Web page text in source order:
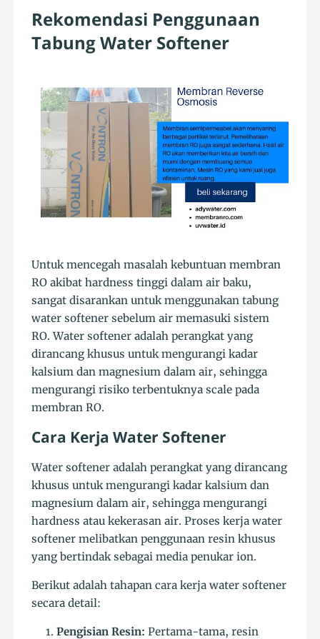
Rekomendasi Penggunaan
Tabung Water Softener
Untuk mencegah masalah kebuntuan membran
RO akibat hardness tinggi dalam air baku,
sangat disarankan untuk menggunakan tabung
water softener sebelum air memasuki sistem
RO. Water softener adalah perangkat yang
dirancang khusus untuk mengurangi kadar
kalsium dan magnesium dalam air, sehingga
mengurangi risiko terbentuknya scale pada
membran RO.
Cara Kerja Water Softener
Water softener adalah perangkat yang dirancang
khusus untuk mengurangi kadar kalsium dan
magnesium dalam air, sehingga mengurangi
hardness atau kekerasan air. Proses kerja water
softener melibatkan penggunaan resin khusus
yang bertindak sebagai media penukar ion.
Berikut adalah tahapan cara kerja water softener
secara detail:
Pengisian Resin: Pertama-tama, resin